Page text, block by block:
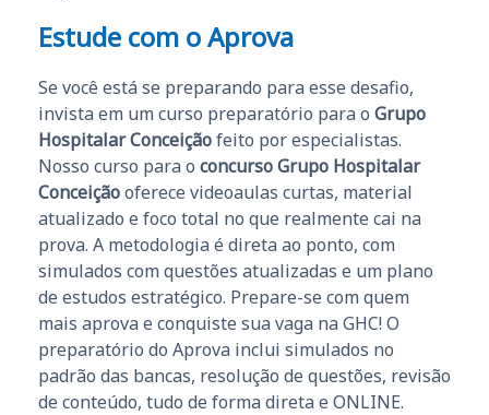
Estude com o Aprova
Se você está se preparando para esse desafio,
invista em um curso preparatório para o Grupo
Hospitalar Conceiçãofeito por especialistas.
Nosso curso para o concurso Grupo Hospitalar
Conceiçãooferece videoaulas curtas, material
atualizado e foco total no que realmente cai na
prova. A metodologia é direta ao ponto, com
simulados com questões atualizadas e um plano
de estudos estratégico. Prepare-se com quem
mais aprova e conquiste sua vaga na GHC! O
preparatório do Aprova inclui simulados no
padrão das bancas, resolução de questões, revisão
de conteúdo, tudo de forma direta e ONLINE.